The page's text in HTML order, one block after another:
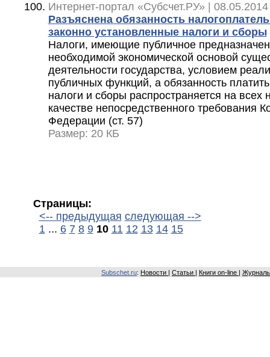
Интернет-портал «Субсчет.РУ» |
Разъяснена обязанность
законно установленные налоги и сборы
Налоги, имеющие публичное
необходимой экономической основой
деятельности государства, условием
публичных функций, а обязанность
налоги и сборы распространяется на всех
качестве непосредственного требования
Федерации (ст. 57)
Размер: 20 КБ
Страницы:
<-- предыдущая следующая -->
1... 6 7 8 9 10 11 12 13 14 15
Subschet.ru: Новости Статьи Книги on-line